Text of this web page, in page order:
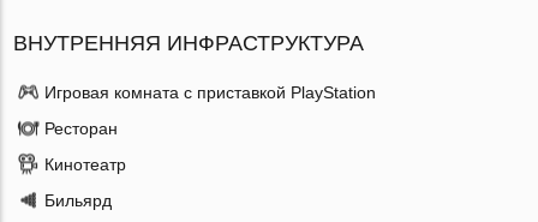
ВНУТРЕННЯЯ ИНФРАСТРУКТУРА
Игровая комната с приставкой PlayStation
Ресторан
Кинотеатр
Бильярд